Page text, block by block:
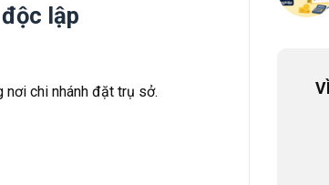
lập
nơi chi nhánh đặt trụ sở.